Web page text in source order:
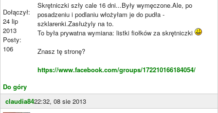
Dołączył:
24 lip
2013
Posty:
106
Do góry
Skrętniczki szły cale 16 dni...Były wymęczone.Ale, po
posadzeniu i podlaniu włożyłam je do pudła -
szklarenki.Zasłużyly na to.
To była prywatna wymiana: listki fiołków za skrętniczki
Znasz tę stronę?
https://www.facebook.com/groups/172210166184054/
claudia8422:32, 08 sie 2013